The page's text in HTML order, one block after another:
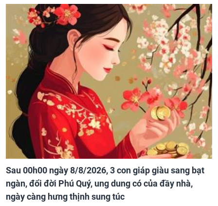
Sau 00h00 ngày 8/8/2026, 3 con giáp giàu sang bạt
ngàn, đổi đời Phú Quý, ung dung có của đầy nhà,
ngày càng hưng thịnh sung túc